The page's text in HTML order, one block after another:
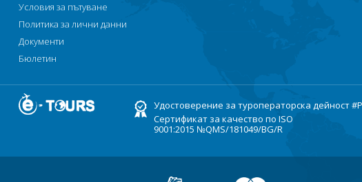
Условия за пътуване
Политика за лични данни
Документи
Бюлетин
Удостоверение за туроператорска дейност
Сертификат за качество по ISO
9001:2015 №QMS/181049/BG/R